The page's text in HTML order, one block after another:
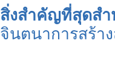
สิ่งสำคัญที่สุดสำ
จินตนาการสร้า